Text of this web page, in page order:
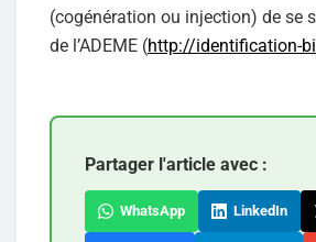
(cogénération ou injection) de se
de l’ADEME (http://identification-
Partager l'article avec :
WhatsApp LinkedIn